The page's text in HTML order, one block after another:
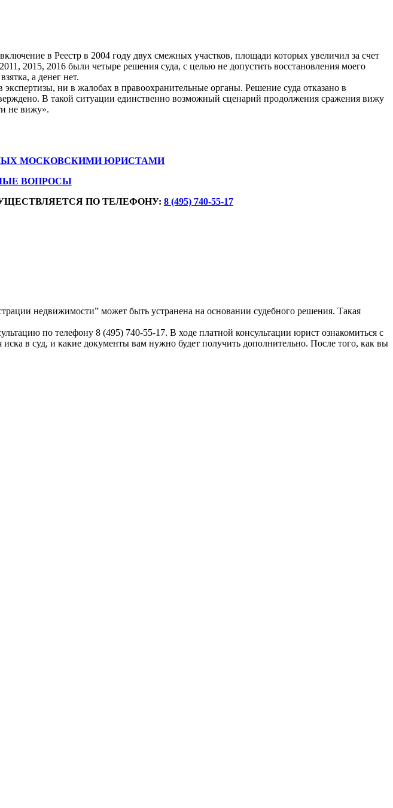
в Реестр в 2004 году двух смежных участков, площади которых увеличил за счет
2015, 2016 были четыре решения суда, с целью не допустить восстановления моего
а денег нет.
ни в жалобах в правоохранительные органы. Решение суда отказано в
В такой ситуации единственно возможный сценарий продолжения сражения вижу
не вижу».
МОСКОВСКИМИ ЮРИСТАМИ
ВОПРОСЫ
ПО ТЕЛЕФОНУ: 8 (495) 740-55-17
недвижимости” может быть устранена на основании судебного решения. Такая
по телефону 8 (495) 740-55-17. В ходе платной консультации юрист ознакомиться с
в суд, и какие документы вам нужно будет получить дополнительно. После того, как вы